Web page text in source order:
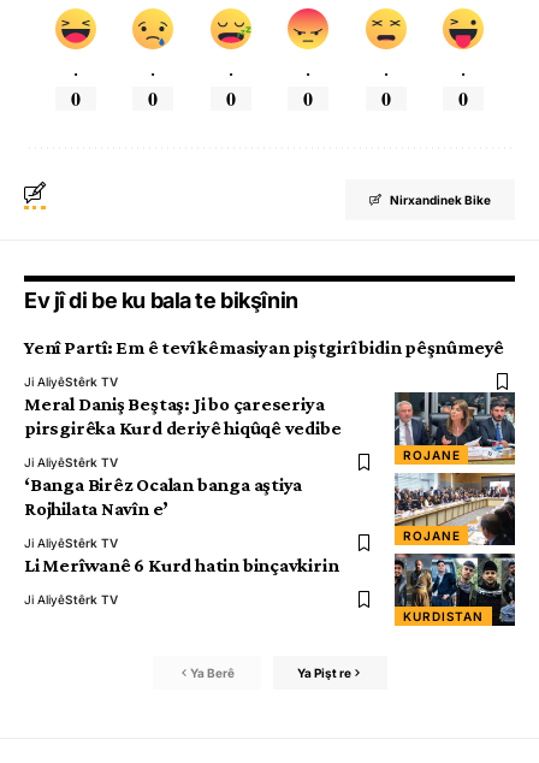
.
0
.
0
.
0
.
0
.
0
.
0
Nirxandinek Bike
Ev jî di be ku bala te bikşînin
Yenî Partî: Em ê tevî kêmasiyan piştgirî bidin pêşnûmeyê
Ji AliyêStêrk TV
ROJANE
Meral Daniş Beştaş: Ji bo çareseriya
pirsgirêka Kurd deriyê hiqûqê vedibe
Ji AliyêStêrk TV
ROJANE
‘Banga Birêz Ocalan banga aştiya
Rojhilata Navîn e’
Ji AliyêStêrk TV
KURDISTAN
Li Merîwanê 6 Kurd hatin binçavkirin
Ji AliyêStêrk TV
Ya Berê Ya Pişt re